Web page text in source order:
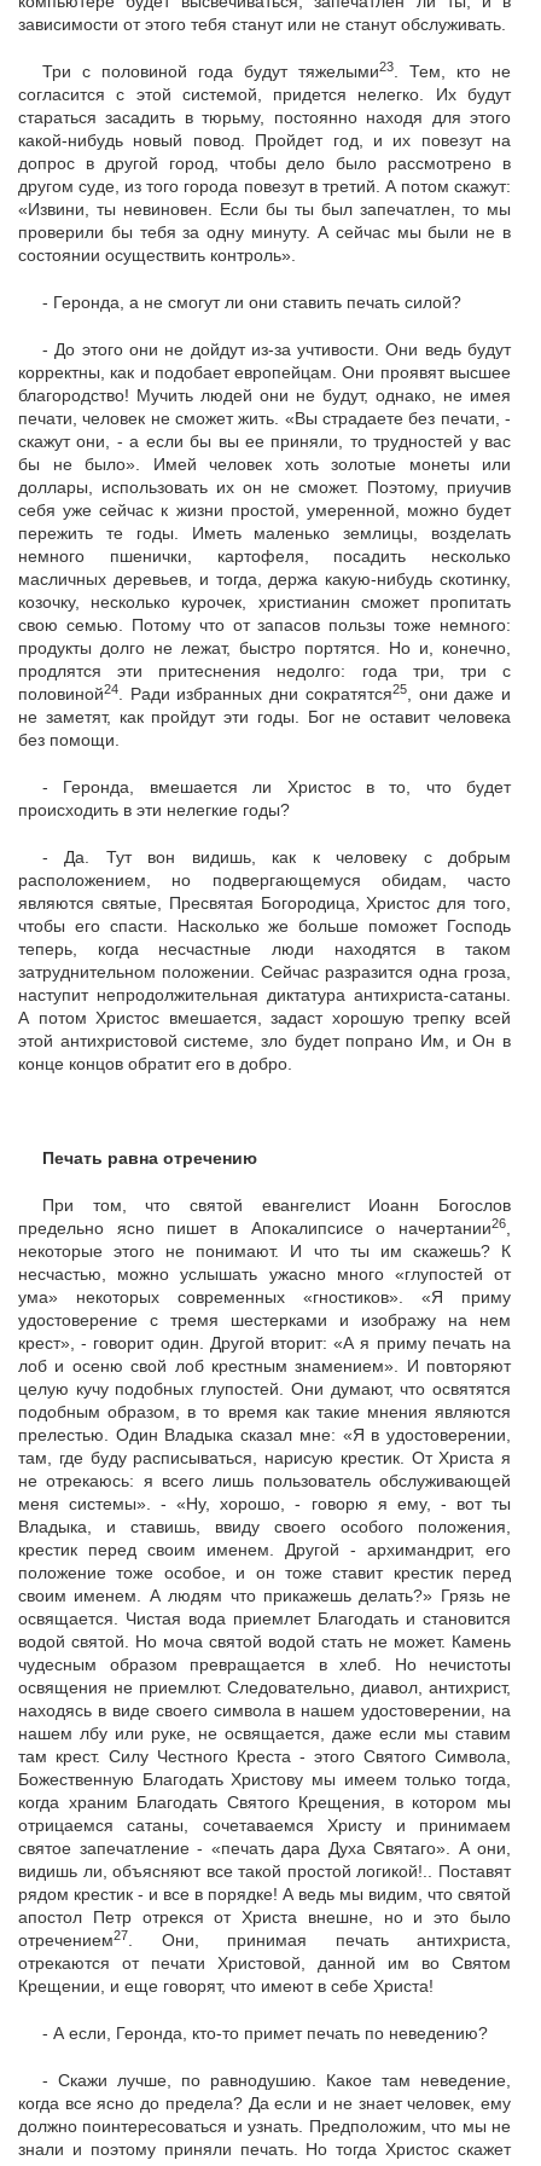
зависимости от этого тебя станут или не станут обслуживать.
Три с половиной года будут тяжелыми23
. Тем, кто не
согласится с этой системой, придется нелегко. Их будут
стараться засадить в тюрьму, постоянно находя для этого
какой-нибудь новый повод. Пройдет год, и их повезут на
допрос в другой город, чтобы дело было рассмотрено в
другом суде, из того города повезут в третий. А потом скажут:
«Извини, ты невиновен. Если бы ты был запечатлен, то мы
проверили бы тебя за одну минуту. А сейчас мы были не в
состоянии осуществить контроль».
- Геронда, а не смогут ли они ставить печать силой?
- До этого они не дойдут из-за учтивости. Они ведь будут
корректны, как и подобает европейцам. Они проявят высшее
благородство! Мучить людей они не будут, однако, не имея
печати, человек не сможет жить. «Вы страдаете без печати, -
скажут они, - а если бы вы ее приняли, то трудностей у вас
бы не было». Имей человек хоть золотые монеты или
доллары, использовать их он не сможет. Поэтому, приучив
себя уже сейчас к жизни простой, умеренной, можно будет
пережить те годы. Иметь маленько землицы, возделать
немного пшенички, картофеля, посадить несколько
масличных деревьев, и тогда, держа какую-нибудь скотинку,
козочку, несколько курочек, христианин сможет пропитать
свою семью. Потому что от запасов пользы тоже немного:
продукты долго не лежат, быстро портятся. Но и, конечно,
продлятся эти притеснения недолго: года три, три с
половиной24 . Ради избранных дни сократятся25, они даже и
не заметят, как пройдут эти годы. Бог не оставит человека
без помощи.
- Геронда, вмешается ли Христос в то, что будет
происходить в эти нелегкие годы?
- Да. Тут вон видишь, как к человеку с добрым
расположением, но подвергающемуся обидам, часто
являются святые, Пресвятая Богородица, Христос для того,
чтобы его спасти. Насколько же больше поможет Господь
теперь, когда несчастные люди находятся в таком
затруднительном положении. Сейчас разразится одна гроза,
наступит непродолжительная диктатура антихриста-сатаны.
А потом Христос вмешается, задаст хорошую трепку всей
этой антихристовой системе, зло будет попрано Им, и Он в
конце концов обратит его в добро.
Печать равна отречению
При том, что святой евангелист Иоанн Богослов
предельно ясно пишет в Апокалипсисе о начертании26
некоторые этого не понимают. И что ты им скажешь? К
несчастью, можно услышать ужасно много «глупостей от
ума» некоторых современных «гностиков». «Я приму
удостоверение с тремя шестерками и изображу на нем
крест», - говорит один. Другой вторит: «А я приму печать на
лоб и осеню свой лоб крестным знамением». И повторяют
целую кучу подобных глупостей. Они думают, что освятятся
подобным образом, в то время как такие мнения являются
прелестью. Один Владыка сказал мне: «Я в удостоверении,
там, где буду расписываться, нарисую крестик. От Христа я
не отрекаюсь: я всего лишь пользователь обслуживающей
меня системы». - «Ну, хорошо, - говорю я ему, - вот ты
Владыка, и ставишь, ввиду своего особого положения,
крестик перед своим именем. Другой - архимандрит, его
положение тоже особое, и он тоже ставит крестик перед
своим именем. А людям что прикажешь делать?» Грязь не
освящается. Чистая вода приемлет Благодать и становится
водой святой. Но моча святой водой стать не может. Камень
чудесным образом превращается в хлеб. Но нечистоты
освящения не приемлют. Следовательно, диавол, антихрист,
находясь в виде своего символа в нашем удостоверении, на
нашем лбу или руке, не освящается, даже если мы ставим
там крест. Силу Честного Креста - этого Святого Символа,
Божественную Благодать Христову мы имеем только тогда,
когда храним Благодать Святого Крещения, в котором мы
отрицаемся сатаны, сочетаваемся Христу и принимаем
святое запечатление - «печать дара Духа Святаго». А они,
видишь ли, объясняют все такой простой логикой!.. Поставят
рядом крестик - и все в порядке! А ведь мы видим, что святой
апостол Петр отрекся от Христа внешне, но и это было
отречением27
. Они, принимая печать антихриста,
отрекаются от печати Христовой, данной им во Святом
Крещении, и еще говорят, что имеют в себе Христа!
- А если, Геронда, кто-то примет печать по неведению?
- Скажи лучше, по равнодушию. Какое там неведение,
когда все ясно до предела? Да если и не знает человек, ему
должно поинтересоваться и узнать. Предположим, что мы не
знали и поэтому приняли печать. Но тогда Христос скажет